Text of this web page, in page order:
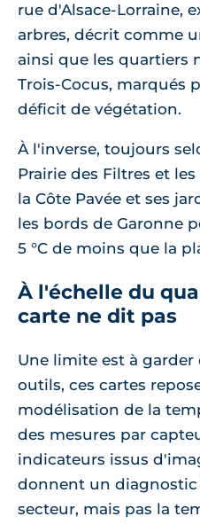
rue d'Alsace-Lorraine,
arbres, décrit comme
ainsi que les quartiers
Trois-Cocus, marqués
déficit de végétation.
À l'inverse, toujours
Prairie des Filtres et
la Côte Pavée et ses
les bords de Garonne
5 °C de moins que la
À l'échelle du
carte ne dit pas
Une limite est à garder
outils, ces cartes
modélisation de la
des mesures par
indicateurs issus
donnent un
secteur, mais pas la